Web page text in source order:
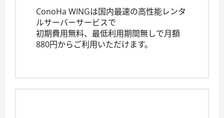
ConoHa WINGは国内最速の高性能レンタ
ルサーバーサービスで
初期費用無料、最低利用期間無しで月額
880円からご利用いただけます。